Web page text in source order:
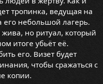
тропинка, ведущая на
его небольшой лагерь.
но ритуал, который
итоге убьёт её.
его. Визет будет
чтобы сражаться с
копии.